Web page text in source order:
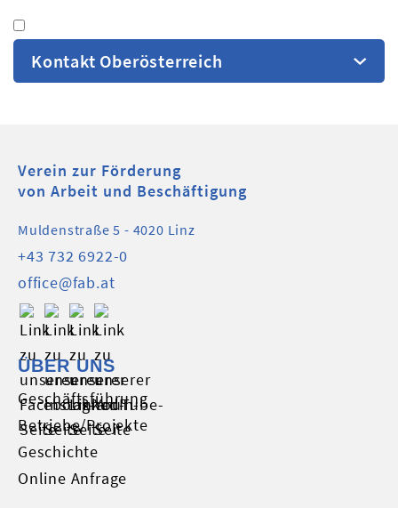
Kontakt Oberösterreich
Verein zur Förderung
von Arbeit und Beschäftigung
Muldenstraße 5 - 4020 Linz
+43 732 6922-0
office@fab.at
ÜBER UNS
Geschäftsführung
Betriebe/Projekte
Geschichte
Online Anfrage